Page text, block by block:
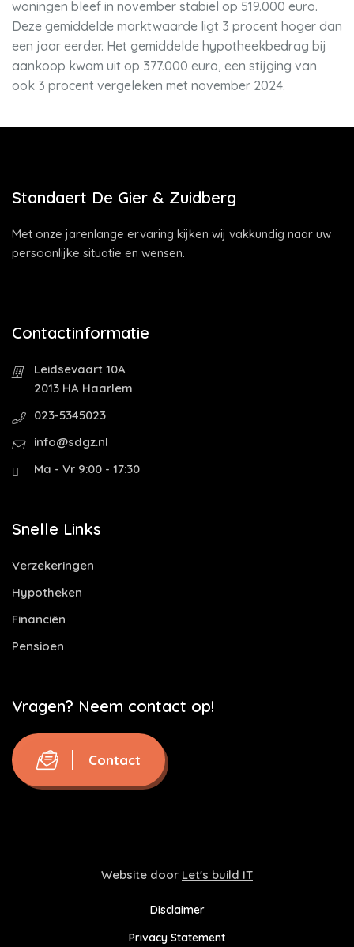
woningen bleef in november stabiel op 519.000 euro.
Deze gemiddelde marktwaarde ligt 3 procent hoger dan
een jaar eerder. Het gemiddelde hypotheekbedrag bij
aankoop kwam uit op 377.000 euro, een stijging van
ook 3 procent vergeleken met november 2024.
Standaert De Gier & Zuidberg
Met onze jarenlange ervaring kijken wij vakkundig naar uw
persoonlijke situatie en wensen.
Contactinformatie
Leidsevaart 10A
2013 HA Haarlem
023-5345023
info@sdgz.nl
Ma - Vr 9:00 - 17:30
Snelle Links
Verzekeringen
Hypotheken
Financiën
Pensioen
Vragen? Neem contact op!
Contact
Website door Let's build IT
Disclaimer
Privacy Statement